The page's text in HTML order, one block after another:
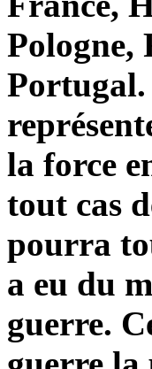
Pologne,
Portugal.
la force
tout cas
pourra
a eu du
guerre.